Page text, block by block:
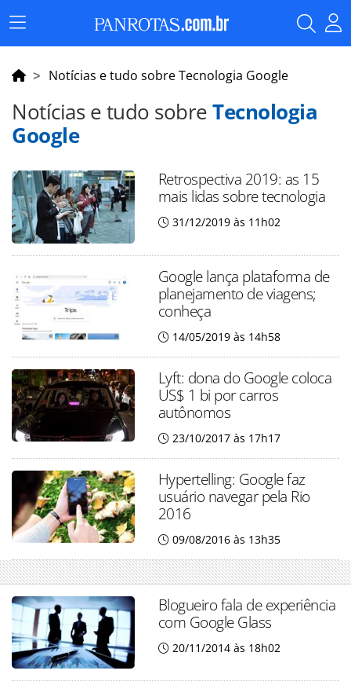
Menu
Principal
Notícias e tudo sobre Tecnologia Google
Notícias e tudo sobreTecnologia
Google
Retrospectiva 2019: as 15
mais lidas sobre tecnologia
31/12/2019 às 11h02
Google lança plataforma de
planejamento de viagens;
conheça
14/05/2019 às 14h58
Lyft: dona do Google coloca
US$ 1 bi por carros
autônomos
23/10/2017 às 17h17
Hypertelling: Google faz
usuário navegar pela Rio
2016
09/08/2016 às 13h35
Blogueiro fala de experiência
com Google Glass
20/11/2014 às 18h02